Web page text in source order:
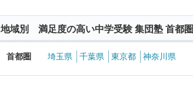
地域別 満足度の高い中学受験 集団塾 首都圏
首都圏 埼玉県 千葉県 東京都 神奈川県